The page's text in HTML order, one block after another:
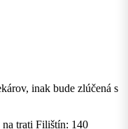
inak bude zlúčená s
trati Filištín: 140